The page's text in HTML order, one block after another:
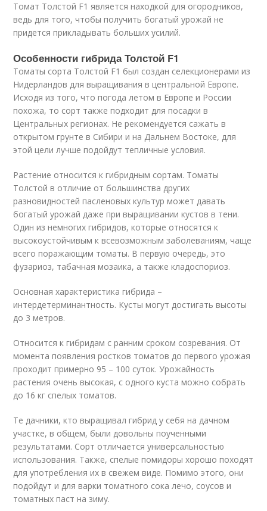
Томат Толстой F1 является находкой для огородников,
ведь для того, чтобы получить богатый урожай не
придется прикладывать больших усилий.
Особенности гибрида Толстой F1
Томаты сорта Толстой F1 был создан селекционерами из
Нидерландов для выращивания в центральной Европе.
Исходя из того, что погода летом в Европе и России
похожа, то сорт также подходит для посадки в
Центральных регионах. Не рекомендуется сажать в
открытом грунте в Сибири и на Дальнем Востоке, для
этой цели лучше подойдут тепличные условия.
Растение относится к гибридным сортам. Томаты
Толстой в отличие от большинства других
разновидностей пасленовых культур может давать
богатый урожай даже при выращивании кустов в тени.
Один из немногих гибридов, которые относятся к
высокоустойчивым к всевозможным заболеваниям, чаще
всего поражающим томаты. В первую очередь, это
фузариоз, табачная мозаика, а также кладоспориоз.
Основная характеристика гибрида –
интердетерминантность. Кусты могут достигать высоты
до 3 метров.
Относится к гибридам с ранним сроком созревания. От
момента появления ростков томатов до первого урожая
проходит примерно 95 – 100 суток. Урожайность
растения очень высокая, с одного куста можно собрать
до 16 кг спелых томатов.
Те дачники, кто выращивал гибрид у себя на дачном
участке, в общем, были довольны поученными
результатами. Сорт отличается универсальностью
использования. Также, спелые помидоры хорошо походят
для употребления их в свежем виде. Помимо этого, они
подойдут и для варки томатного сока лечо, соусов и
томатных паст на зиму.